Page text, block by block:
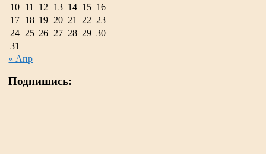
10 11 12 13 14 15 16
17 18 19 20 21 22 23
24 25 26 27 28 29 30
31
« Апр
Подпишись: